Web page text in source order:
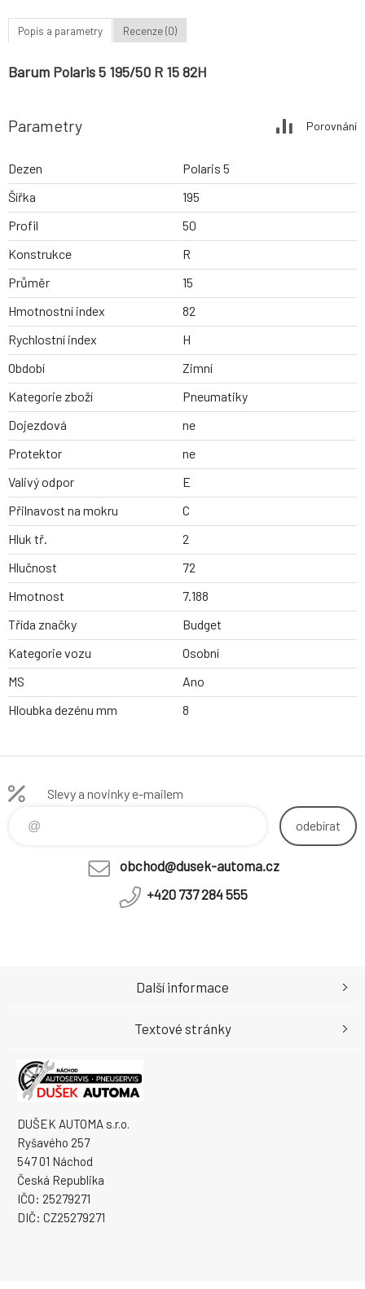
Popis a parametry Recenze (0)
Barum Polaris 5 195/50 R 15 82H
Parametry Porovnání
Dezen
Polaris 5
Šířka
195
Profil
50
Konstrukce
R
Průměr
15
Hmotnostní index
82
Rychlostní index
H
Období
Zimní
Kategorie zboží
Pneumatiky
Dojezdová
ne
Protektor
ne
Valivý odpor
E
Přilnavost na mokru
C
Hluk tř.
2
Hlučnost
72
Hmotnost
7.188
Třída značky
Budget
Kategorie vozu
Osobní
MS
Ano
Hloubka dezénu mm
8
Slevy a novinky e-mailem
odebírat
obchod@dusek-automa.cz
+420 737 284 555
DUŠEK AUTOMA s.r.o.
Ryšavého 257
547 01 Náchod
Česká Republika
IČO: 25279271
DIČ: CZ25279271
Další informace
Textové stránky